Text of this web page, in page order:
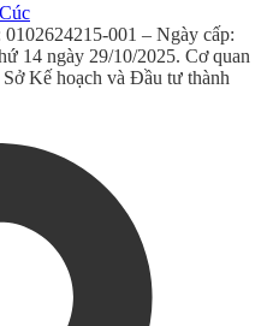
001 – Ngày cấp:
14 ngày 29/10/2025. Cơ quan
Kế hoạch và Đầu tư thành